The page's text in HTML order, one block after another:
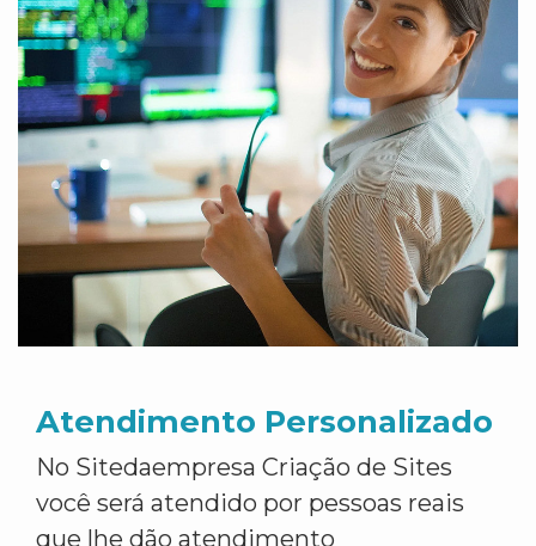
Atendimento Personalizado
No Sitedaempresa Criação de Sites
você será atendido por pessoas reais
que lhe dão atendimento